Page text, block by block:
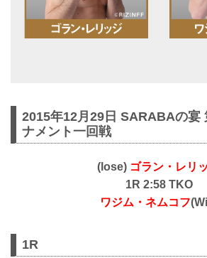
2015年12月29日 SARABAの宴
ナメント一回戦
(lose) ゴラン・レリ
1R 2:58 TKO
ワジム・ネムコフ
1R